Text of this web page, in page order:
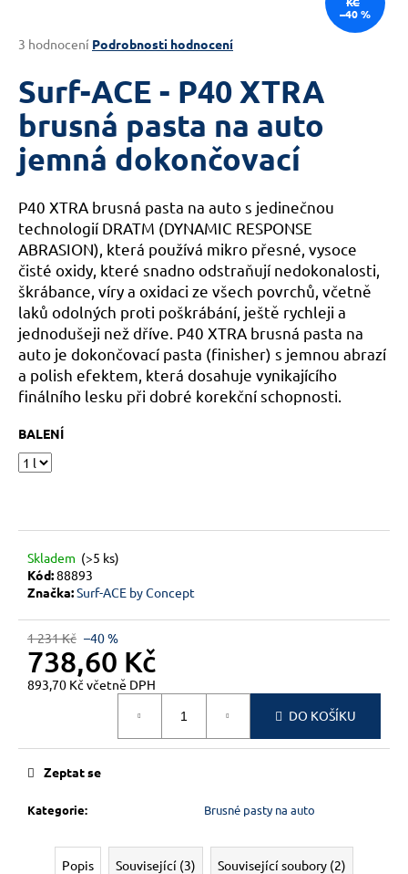
Průměrné
produktu
je
3,3
5
hvězdiček.
3 hodnocení Podrobnosti hodnocení
Surf-ACE - P40 XTRA
brusná pasta na auto
jemná dokončovací
P40 XTRA brusná pasta na auto s jedinečnou
technologií DRATM (DYNAMIC RESPONSE
ABRASION), která používá mikro přesné, vysoce
čisté oxidy, které snadno odstraňují nedokonalosti,
škrábance, víry a oxidaci ze všech povrchů, včetně
laků odolných proti poškrábání, ještě rychleji a
jednodušeji než dříve. P40 XTRA brusná pasta na
auto je dokončovací pasta (finisher) s jemnou abrazí
a polish efektem, která dosahuje vynikajícího
finálního lesku při dobré korekční schopnosti.
BALENÍ
Skladem (>5 ks)
Kód:88893
Značka:Surf-ACE by Concept
1 231 Kč –40 %
738,60 Kč
893,70 Kč včetně DPH
DO KOŠÍKU
Kategorie: Brusné pasty na auto
Zeptat se
–40 %
Popis Související (3) Související soubory (2)
j
t
?
HLEDAT
D
o
p
o
r
u
u
j
e